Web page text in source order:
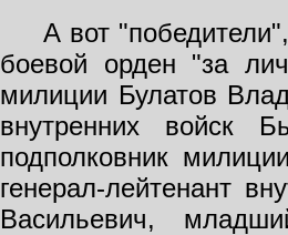
А вот "победители",
боевой орден "за
милиции Булатов
внутренних войск
подполковник
генерал-лейтенант
Васильевич,